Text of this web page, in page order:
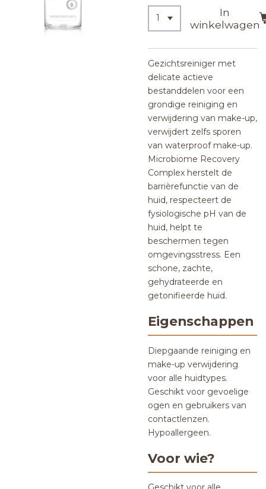
In
winkelwagen
Gezichtsreiniger met
delicate actieve
bestanddelen voor een
grondige reiniging en
verwijdering van make-up,
verwijdert zelfs sporen
van waterproof make-up.
Microbiome Recovery
Complex herstelt de
barrièrefunctie van de
huid, respecteert de
fysiologische pH van de
huid, helpt te
beschermen tegen
omgevingsstress. Een
schone, zachte,
gehydrateerde en
getonifieerde huid.
Eigenschappen
Diepgaande reiniging en
make-up verwijdering
voor alle huidtypes.
Geschikt voor gevoelige
ogen en gebruikers van
contactlenzen.
Hypoallergeen.
Voor wie?